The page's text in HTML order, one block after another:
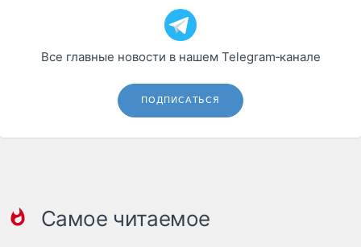
Все главные новости в нашем Telegram‑канале
ПОДПИСАТЬСЯ
Самое читаемое